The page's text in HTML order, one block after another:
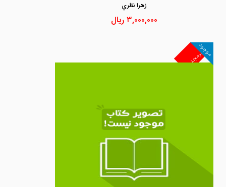
زهرا نظري
۳,۰۰۰,۰۰۰ریال
غیرمجد
موجود